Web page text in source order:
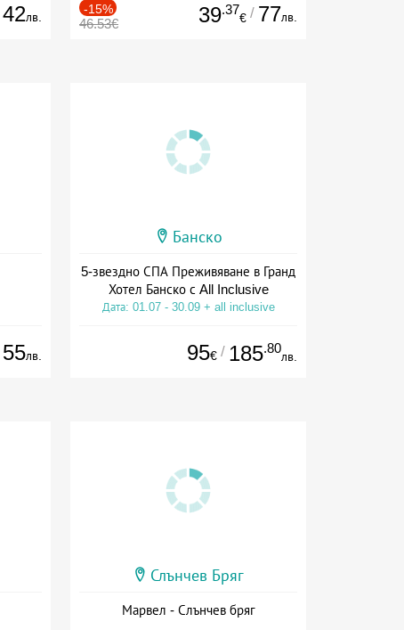
42лв.
-15%
46.53€ 39.37
€ / 77лв.
55лв.
Банско
5-звездно СПА Преживяване в Гранд
Хотел Банско с All Inclusive
Дата: 01.07 - 30.09 + all inclusive
95€ / 185.80
лв.
Слънчев Бряг
Марвел - Слънчев бряг